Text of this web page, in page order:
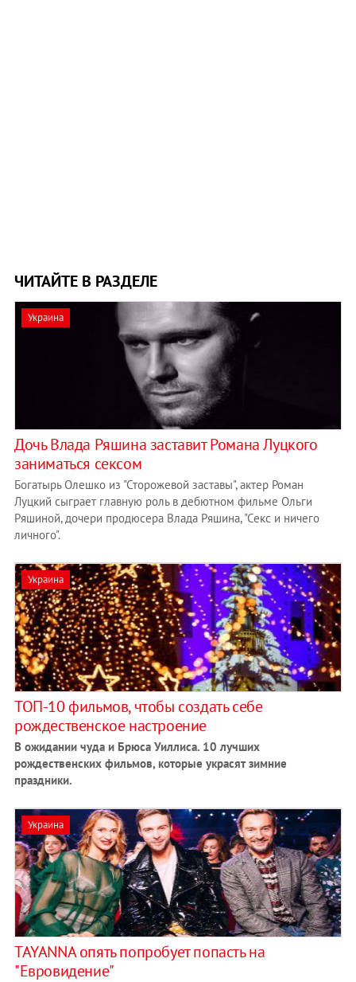
ЧИТАЙТЕ В РАЗДЕЛЕ
Украина
Дочь Влада Ряшина заставит Романа Луцкого
заниматься сексом
Богатырь Олешко из "Сторожевой заставы", актер Роман
Луцкий сыграет главную роль в дебютном фильме Ольги
Ряшиной, дочери продюсера Влада Ряшина, "Секс и ничего
личного".
Украина
ТОП-10 фильмов, чтобы создать себе
рождественское настроение
В ожидании чуда и Брюса Уиллиса. 10 лучших
рождественских фильмов, которые украсят зимние
праздники.
Украина
TAYANNA опять попробует попасть на
"Евровидение"